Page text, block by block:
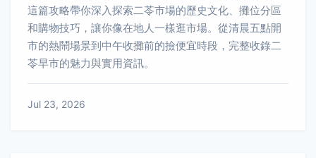
這篇攻略帶你深入探索二苓市場的歷史文化、攤位分區
和購物技巧，讓你像在地人一樣逛市場。從清晨五點開
市的熱鬧場景到中午收攤前的撿便宜時段，完整收錄二
苓早市的魅力與實用資訊。
Jul 23, 2026